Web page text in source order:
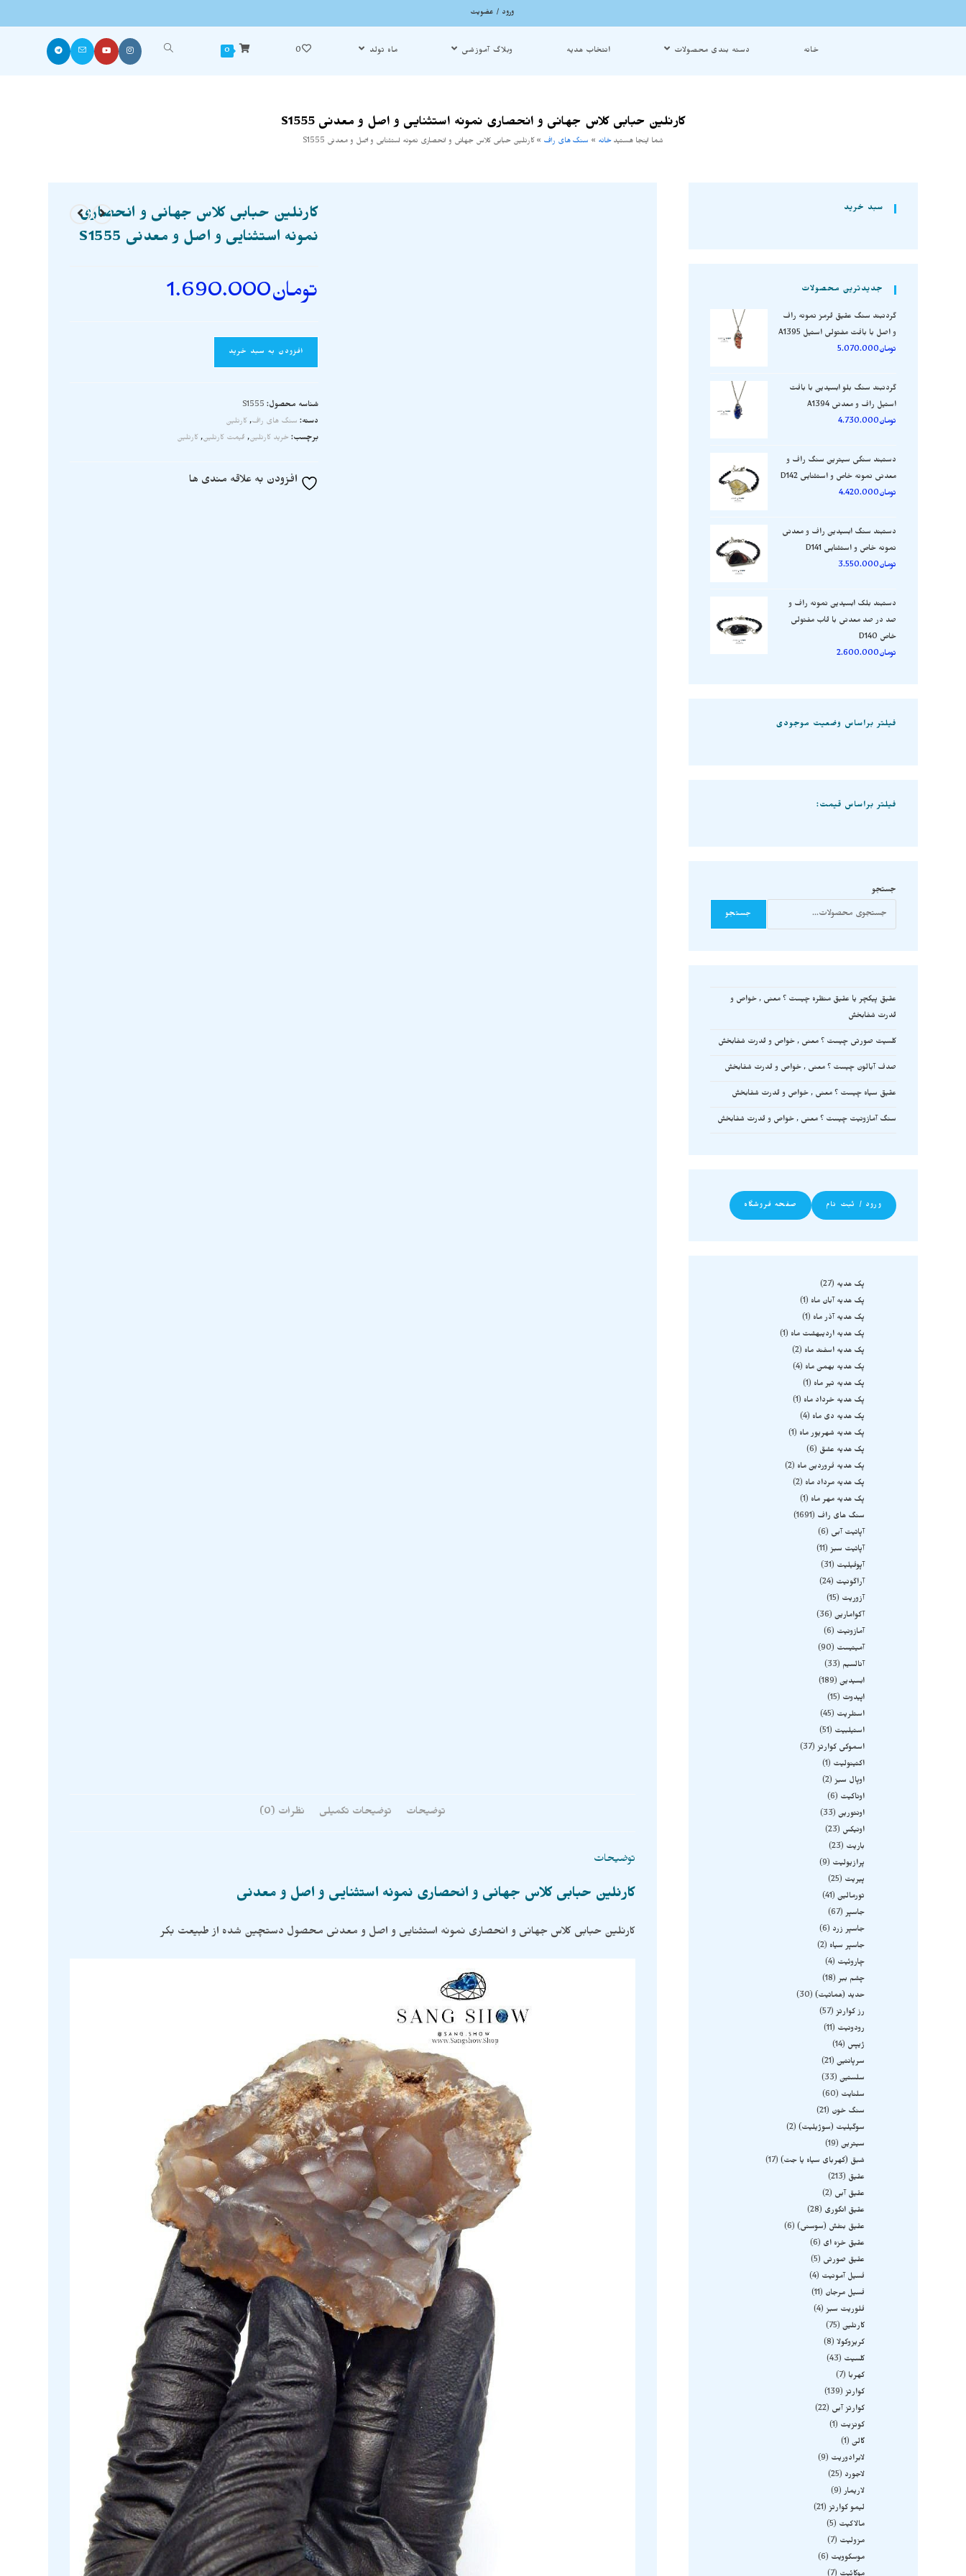
ورود / عضویت
خانه دسته بندی محصولات انتخاب هدیه وبلاگ آموزشی ماه تولد 0
0
کارنلین حبابی کلاس جهانی و انحصاری نمونه استثنایی و اصل و معدنی S1555
شما اینجا هستید خانه » سنگ های راف » کارنلین حبابی کلاس جهانی و انحصاری نمونه استثنایی و اصل و معدنی S1555
کارنلین حبابی کلاس جهانی و انحصاری
نمونه استثنایی و اصل و معدنی S1555
تومان1.690.000
افزودن به سبد خرید
شناسه محصول: S1555
دسته: سنگ های راف, کارنلین
برچسب: خرید کارنلین, قیمت کارنلین, کارنلین
افزودن به علاقه مندی ها
توضیحات توضیحات تکمیلی نظرات (0)
توضیحات
کارنلین حبابی کلاس جهانی و انحصاری نمونه استثنایی و اصل و معدنی
کارنلین حبابی کلاس جهانی و انحصاری نمونه استثنایی و اصل و معدنی محصول دستچین شده از طبیعت بکر
سبد خرید
جدیدترین محصولات
گردنبند سنگ عقیق قرمز نمونه راف
و اصل با بافت مفتولی استیل A1395
تومان5.070.000
گردنبند سنگ بلو ابسیدین با بافت
استیل راف و معدنی A1394
تومان4.730.000
دستبند سنگی سیترین سنگ راف و
معدنی نمونه خاص و استثنایی D142
تومان4.420.000
دستبند سنگ ابسیدین راف و معدنی
نمونه خاص و استثنایی D141
تومان3.550.000
دستبند بلک ابسیدین نمونه راف و
صد در صد معدنی با قاب مفتولی
خاص D140
تومان2.600.000
فیلتر براساس وضعیت موجودی
فیلتر براساس قیمت:
جستجو
جستجو
عقیق پیکچر یا عقیق منظره چیست ؟ معنی , خواص و
قدرت شفابخش
کلسیت صورتی چیست ؟ معنی , خواص و قدرت شفابخش
صدف آبالون چیست ؟ معنی , خواص و قدرت شفابخش
عقیق سیاه چیست ؟ معنی , خواص و قدرت شفابخش
سنگ آمازونیت چیست ؟ معنی , خواص و قدرت شفابخش
ورود / ثبت نام صفحه فروشگاه
پک هدیه
27
پک هدیه آبان ماه
1
پک هدیه آذر ماه
1
پک هدیه اردیبهشت ماه
1
پک هدیه اسفند ماه
2
پک هدیه بهمن ماه
4
پک هدیه تیر ماه
1
پک هدیه خرداد ماه
1
پک هدیه دی ماه
4
پک هدیه شهریور ماه
1
پک هدیه عشق
6
پک هدیه فروردین ماه
2
پک هدیه مرداد ماه
2
پک هدیه مهر ماه
1
سنگ های راف
1691
آپاتیت آبی
6
آپاتیت سبز 11
آپوفیلیت
31
آراگونیت
24
آزوریت
15
آکوامارین 36
آمازونیت
6
آمیتیست
90
آنالسیم
33
ابسیدین 189
اپیدوت
15
استلریت
45
استیلبیت
51
اسموکی کوارتز 37
اکتینولیت
1
اوپال سبز 2
اوناکیت
6
اونتورین 33
اونیکس
23
باریت
23
پرازیولیت
9
پیریت
25
تورمالین 41
جاسپر 67
جاسپر زرد
6
جاسپر سیاه
2
چاروئیت
4
چشم ببر 18
حدید (هماتیت) 30
رز کوارتز 57
رودونیت
11
ژیپس
14
سرپانتین 21
سلستین 33
سلنایت
60
سنگ خون
21
سوگیلیت (سوژیلیت) 2
سیترین 19
شبق (کهربای سیاه یا جت) 17
عقیق
213
عقیق آبی
2
عقیق انگوری
28
عقیق بنفش (سوسنی) 6
عقیق خزه ای
6
عقیق صورتی
5
فسیل آمونیت
4
فسیل مرجان
11
فلوریت سبز 4
کارنلین 75
کریزوکولا 8
کلسیت
43
کهربا
7
کوارتز 139
کوارتز آبی
22
کونزیت
1
گالن 1
لابرادوریت
9
لاجورد
25
لاریمار 9
لیمو کوارتز 21
مالاکیت
5
مزولیت
7
موسکوویت
6